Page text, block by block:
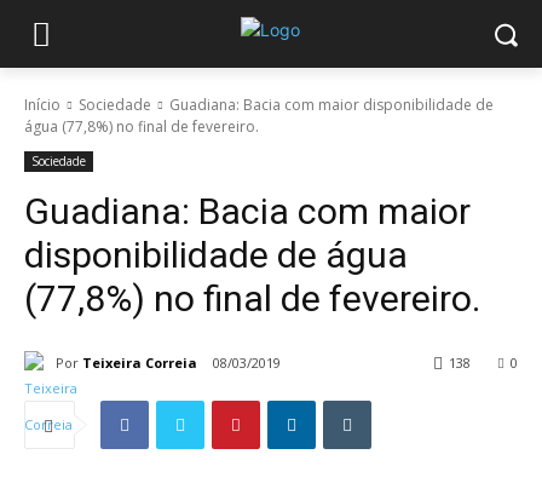
Início Sociedade
Guadiana: Bacia com maior disponibilidade de
água (77,8%) no final de fevereiro.
Sociedade
Guadiana: Bacia com maior
disponibilidade de água
(77,8%) no final de fevereiro.
Por Teixeira Correia 08/03/2019 0
138